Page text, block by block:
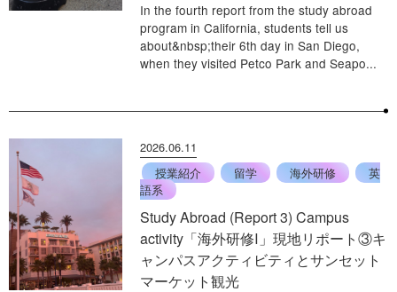
In the fourth report from the study abroad
program in California, students tell us
about&nbsp;their 6th day in San Diego,
when they visited Petco Park and Seapo...
2026.06.11
授業紹介
留学 海外研修
英
語系
Study Abroad (Report 3) Campus
activity「海外研修Ⅰ」現地リポート③キ
ャンパスアクティビティとサンセット
マーケット観光